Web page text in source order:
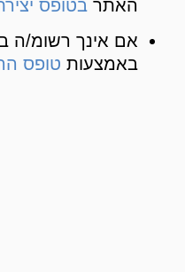
האתרבטופס
אם אינך רשומ/ה
באמצעות טופס